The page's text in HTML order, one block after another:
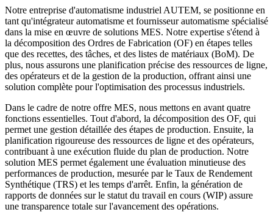
Notre entreprise d'automatisme industriel AUTEM, se positionne en
tant qu'intégrateur automatisme et fournisseur automatisme spécialisé
dans la mise en œuvre de solutions MES. Notre expertise s'étend à
la décomposition des Ordres de Fabrication (OF) en étapes telles
que des recettes, des tâches, et des listes de matériaux (BoM). De
plus, nous assurons une planification précise des ressources de ligne,
des opérateurs et de la gestion de la production, offrant ainsi une
solution complète pour l'optimisation des processus industriels.
Dans le cadre de notre offre MES, nous mettons en avant quatre
fonctions essentielles. Tout d'abord, la décomposition des OF, qui
permet une gestion détaillée des étapes de production. Ensuite, la
planification rigoureuse des ressources de ligne et des opérateurs,
contribuant à une exécution fluide du plan de production. Notre
solution MES permet également une évaluation minutieuse des
performances de production, mesurée par le Taux de Rendement
Synthétique (TRS) et les temps d'arrêt. Enfin, la génération de
rapports de données sur le statut du travail en cours (WIP) assure
une transparence totale sur l'avancement des opérations.